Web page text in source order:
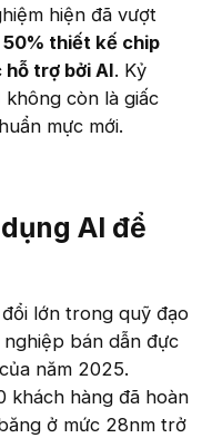
hiện đã vượt
50% thiết kế chip
trợ bởi AI. Kỷ
còn là giấc
mực mới.
AI để
lớn trong quỹ đạo
bán dẫn đực
năm 2025.
khách hàng đã hoàn
ở mức 28nm trở